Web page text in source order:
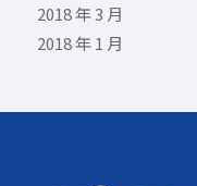
2018 年 3 月
2018 年 1 月